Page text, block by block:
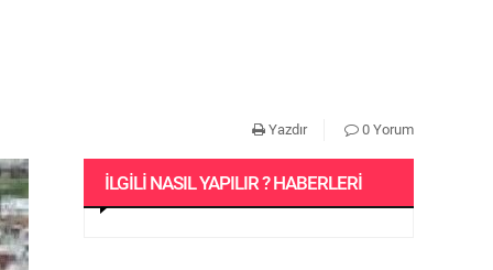
Yazdır 0 Yorum
İLGILI NASIL YAPILIR ? HABERLERI